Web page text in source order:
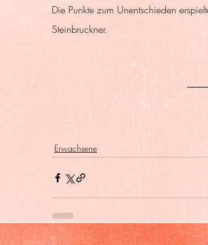
Die Punkte zum Unentschieden
Steinbruckner.
Erwachsene